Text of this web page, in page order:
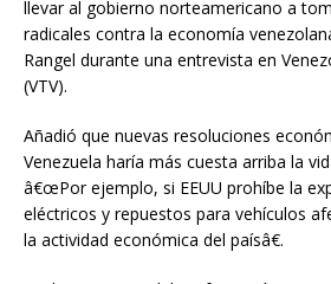
llevar al gobierno norteamericano a
radicales contra la economía
Rangel durante una entrevista en
(VTV).
Añadió que nuevas resoluciones
Venezuela haría más cuesta arriba la
â€œPor ejemplo, si EEUU prohíbe la
eléctricos y repuestos para vehículos
la actividad económica del paísâ€.